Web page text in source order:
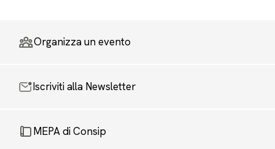
Organizza un evento
Iscriviti alla Newsletter
MEPA di Consip